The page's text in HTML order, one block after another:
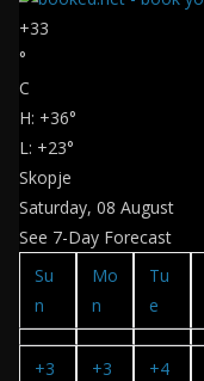
+33
°
C
H: +36°
L: +23°
Skopje
Saturday, 08 August
See 7-Day Forecast
Su
n
Mo
n
Tu
e
+3
+3
+4